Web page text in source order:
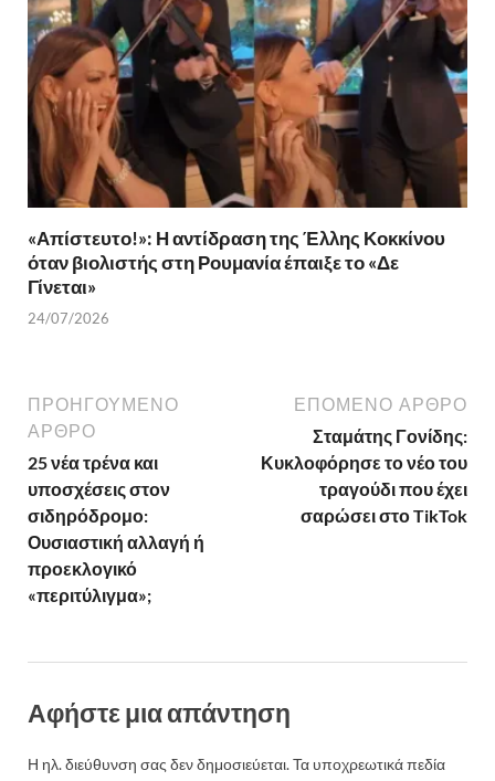
«Απίστευτο!»: Η αντίδραση της Έλλης Κοκκίνου
όταν βιολιστής στη Ρουμανία έπαιξε το «Δε
Γίνεται»
24/07/2026
ΠΡΟΗΓΟΎΜΕΝΟ
ΆΡΘΡΟ
25 νέα τρένα και
υποσχέσεις στον
σιδηρόδρομο:
Ουσιαστική αλλαγή ή
προεκλογικό
«περιτύλιγμα»;
ΕΠΌΜΕΝΟ ΆΡΘΡΟ
Σταμάτης Γονίδης:
Κυκλοφόρησε το νέο του
τραγούδι που έχει
σαρώσει στο TikTok
Αφήστε μια απάντηση
Η ηλ. διεύθυνση σας δεν δημοσιεύεται.Τα υποχρεωτικά πεδία